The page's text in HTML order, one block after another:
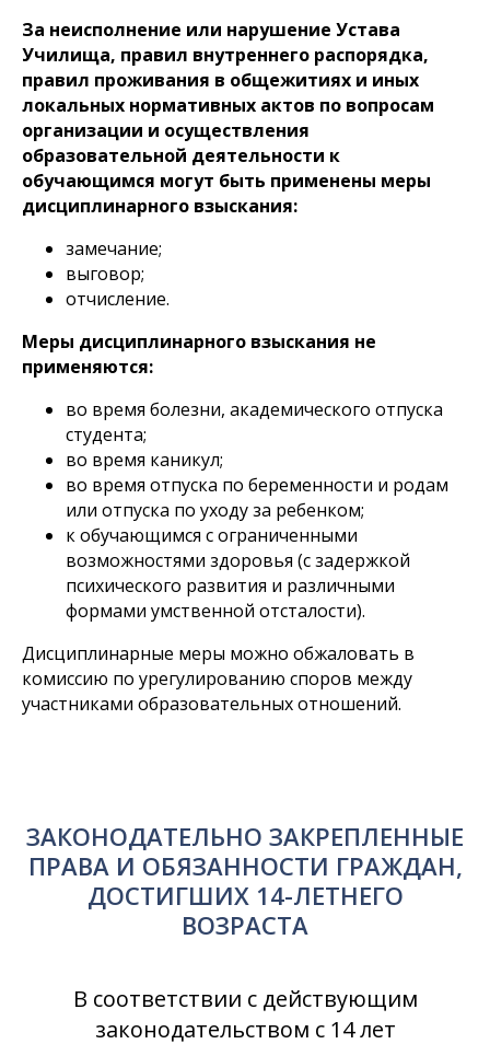
За неисполнение или нарушение Устава
Училища, правил внутреннего распорядка,
правил проживания в общежитиях и иных
локальных нормативных актов по вопросам
организации и осуществления
образовательной деятельности к
обучающимся могут быть применены меры
дисциплинарного взыскания:
замечание;
выговор;
отчисление.
Меры дисциплинарного взыскания не
применяются:
во время болезни, академического отпуска
студента;
во время каникул;
во время отпуска по беременности и родам
или отпуска по уходу за ребенком;
к обучающимся с ограниченными
возможностями здоровья (с задержкой
психического развития и различными
формами умственной отсталости).
Дисциплинарные меры можно обжаловать в
комиссию по урегулированию споров между
участниками образовательных отношений.
ЗАКОНОДАТЕЛЬНО ЗАКРЕПЛЕННЫЕ
ПРАВА И ОБЯЗАННОСТИ ГРАЖДАН,
ДОСТИГШИХ 14-ЛЕТНЕГО
ВОЗРАСТА
В соответствии с действующим
законодательством с 14 лет